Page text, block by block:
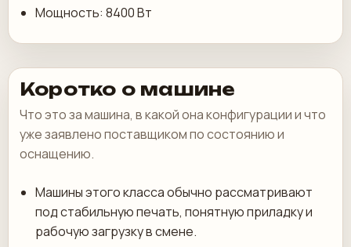
Мощность: 8400 Вт
Коротко о машине
Что это за машина, в какой она конфигурации и что
уже заявлено поставщиком по состоянию и
оснащению.
Машины этого класса обычно рассматривают
под стабильную печать, понятную приладку и
рабочую загрузку в смене.